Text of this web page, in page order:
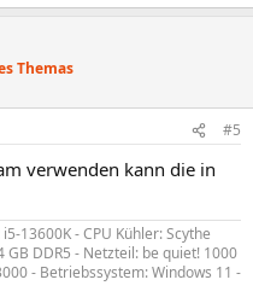
Themas
#5
verwenden kann die in
13600K - CPU Kühler: Scythe
GB DDR5 - Netzteil: be quiet! 1000
- Betriebssystem: Windows 11 -